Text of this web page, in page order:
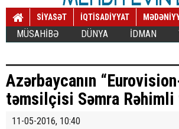
SİYASƏT İQTİSADİYYAT
MÜSAHİBƏ DÜNYA İDMAN
Azərbaycanın
təmsilçisi Səmra Rəhimli
11-05-2016, 10:40